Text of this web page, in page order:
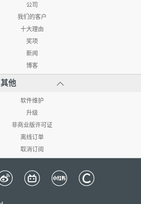
公司
我们的客户
十大理由
奖项
新闻
博客
其他
软件维护
升级
非商业版许可证
离线订单
取消订阅